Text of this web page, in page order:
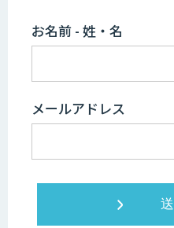
お名前 - 姓・名
メールアドレス